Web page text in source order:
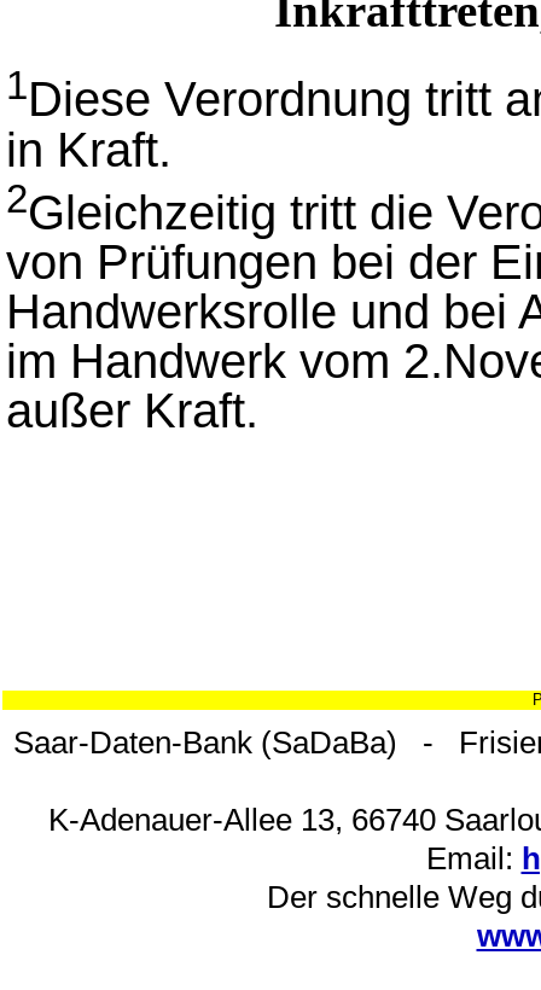
1Diese Verordnung tritt
in Kraft.
2Gleichzeitig tritt die
von Prüfungen bei der
Handwerksrolle und bei
im Handwerk vom
außer Kraft.
Saar-Daten-Bank (SaDaBa) -
K-Adenauer-Allee 13, 66740
Email:
Der schnelle Weg